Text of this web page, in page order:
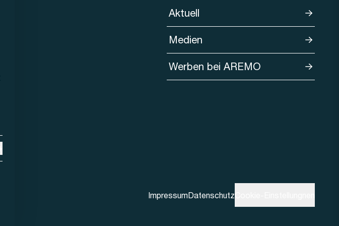
Aktuell
Medien
Werben bei AREMO
ImpressumDatenschutz